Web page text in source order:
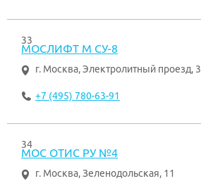
33
МОСЛИФТ М СУ-8
г. Москва,Электролитный проезд, 3
+7 (495) 780-63-91
34
МОС ОТИС РУ №4
г. Москва,Зеленодольская, 11